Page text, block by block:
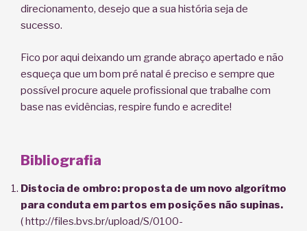
direcionamento, desejo que a sua história seja de
sucesso.
Fico por aqui deixando um grande abraço apertado e não
esqueça que um bom pré natal é preciso e sempre que
possível procure aquele profissional que trabalhe com
base nas evidências, respire fundo e acredite!
Bibliografia
Distocia de ombro: proposta de um novo algorítmo
para conduta em partos em posições não supinas.
( http://files.bvs.br/upload/S/0100-